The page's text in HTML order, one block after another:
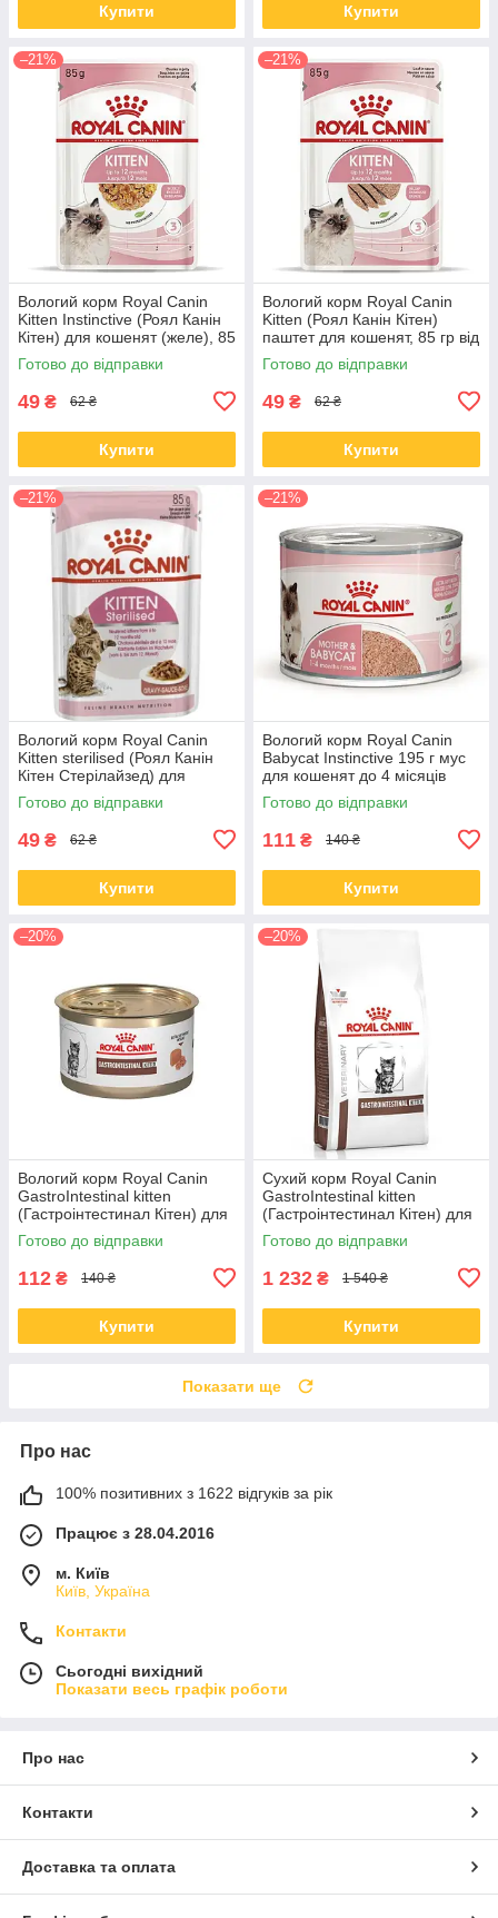
Купити Купити
–21%
Вологий корм Royal Canin
Kitten Instinctive (Роял Канін
Кітен) для кошенят (желе), 85
гр від 12 шт.
Готово до відправки
49 ₴ 62 ₴
Купити
–21%
Вологий корм Royal Canin
Kitten (Роял Канін Кітен)
паштет для кошенят, 85 гр від
12 шт.
Готово до відправки
49 ₴ 62 ₴
Купити
–21%
Вологий корм Royal Canin
Kitten sterilised (Роял Канін
Кітен Стерілайзед) для
кошенят, 85 гр від 12 шт.
Готово до відправки
49 ₴ 62 ₴
Купити
–21%
Вологий корм Royal Canin
Babycat Instinctive 195 г мус
для кошенят до 4 місяців
Готово до відправки
111 ₴ 140 ₴
Купити
–20%
Вологий корм Royal Canin
GastroIntestinal kitten
(Гастроінтестинал Кітен) для
кошенят 195 гр
Готово до відправки
112 ₴ 140 ₴
Купити
–20%
Сухий корм Royal Canin
GastroIntestinal kitten
(Гастроінтестинал Кітен) для
кішок 2 КГ
Готово до відправки
1 232 ₴ 1 540 ₴
Купити
Показати ще
Про нас
100% позитивних з 1622 відгуків за рік
Працює з 28.04.2016
м. Київ
Київ, Україна
Контакти
Сьогодні вихідний
Показати весь графік роботи
Про нас
Контакти
Доставка та оплата